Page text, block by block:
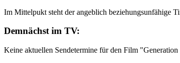
Im Mittelpukt steht der angeblich beziehungsunfähige
Demnächst im TV:
Keine aktuellen Sendetermine für den Film